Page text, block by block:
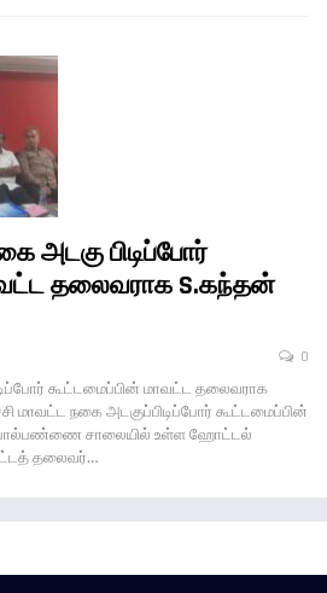
அடகு பிடிப்போர்
தலைவராக S.கந்தன்
0
கூட்டமைப்பின் மாவட்ட தலைவராக
மாவட்ட நகை அடகுப்பிடிப்போர் கூட்டமைப்பின்
சாலையில் உள்ள ஹோட்டல்
தலைவர்…